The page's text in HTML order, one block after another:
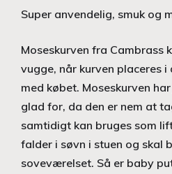
Super anvendelig, smuk og
Moseskurven fra Cambrass
vugge, når kurven placeres
med købet. Moseskurven
glad for, da den er nem at
samtidigt kan bruges som
falder i søvn i stuen og skal
soveværelset. Så er baby